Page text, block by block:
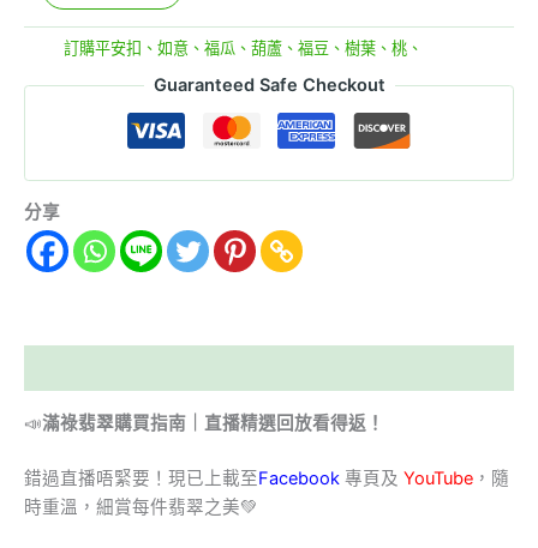
訂購平安扣、如意、福瓜、葫蘆、福豆、樹葉、桃、
Guaranteed Safe Checkout
分享
📣滿祿翡翠購買指南｜直播精選回放看得返！
錯過直播唔緊要！現已上載至Facebook 專頁及 YouTube ，隨
時重溫，細賞每件翡翠之美💚